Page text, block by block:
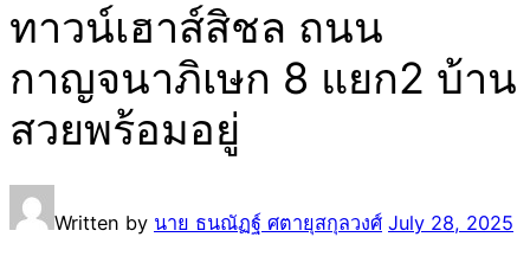
ทาวน์เฮาส์สิชล ถนน
กาญจนาภิเษก 8 แยก2 บ้าน
สวยพร้อมอยู่
Written by นาย ธนณัฏฐ์ ศตายุสกุลวงศ์ July 28, 2025